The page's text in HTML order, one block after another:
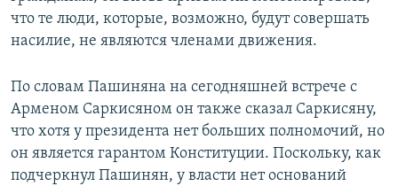
что те люди, которые, возможно, будут совершать
насилие, не являются членами движения.
По словам Пашиняна на сегодняшней встрече с
Арменом Саркисяном он также сказал Саркисяну,
что хотя у президента нет больших полномочий, но
он является гарантом Конституции. Поскольку, как
подчеркнул Пашинян, у власти нет оснований